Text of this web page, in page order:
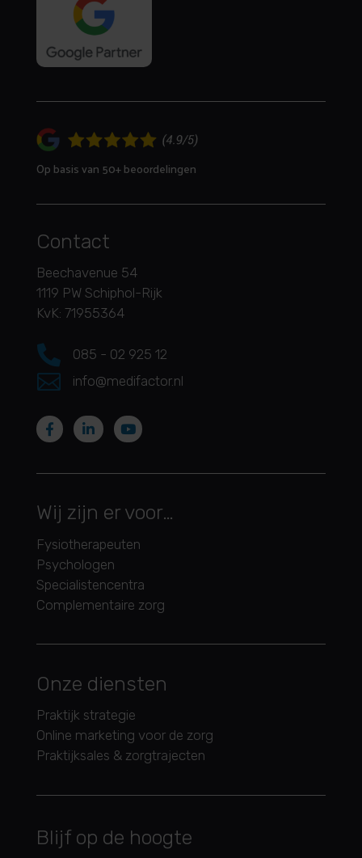
Op basis van 50+ beoordelingen
Contact
Beechavenue 54
1119 PW Schiphol-Rijk
KvK: 71955364
 085 - 02 925 12
 info@medifactor.nl
Wij zijn er voor…
Fysiotherapeuten
Psychologen
Specialistencentra
Complementaire zorg
Onze diensten
Praktijk strategie
Online marketing voor de zorg
Praktijksales & zorgtrajecten
Blijf op de hoogte